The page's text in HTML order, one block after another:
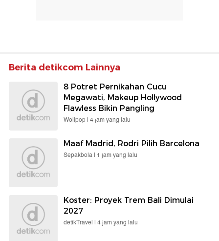
Berita detikcom Lainnya
8 Potret Pernikahan Cucu
Megawati, Makeup Hollywood
Flawless Bikin Pangling
Wolipop | 4 jam yang lalu
Maaf Madrid, Rodri Pilih Barcelona
Sepakbola | 1 jam yang lalu
Koster: Proyek Trem Bali Dimulai
2027
detikTravel | 4 jam yang lalu